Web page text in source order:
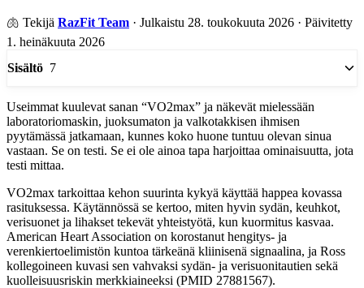
🫁 Tekijä RazFit Team · Julkaistu 28. toukokuuta 2026 · Päivitetty
1. heinäkuuta 2026
Sisältö 7
Useimmat kuulevat sanan “VO2max” ja näkevät mielessään
laboratoriomaskin, juoksumaton ja valkotakkisen ihmisen
pyytämässä jatkamaan, kunnes koko huone tuntuu olevan sinua
vastaan. Se on testi. Se ei ole ainoa tapa harjoittaa ominaisuutta, jota
testi mittaa.
VO2max tarkoittaa kehon suurinta kykyä käyttää happea kovassa
rasituksessa. Käytännössä se kertoo, miten hyvin sydän, keuhkot,
verisuonet ja lihakset tekevät yhteistyötä, kun kuormitus kasvaa.
American Heart Association on korostanut hengitys- ja
verenkiertoelimistön kuntoa tärkeänä kliinisenä signaalina, ja Ross
kollegoineen kuvasi sen vahvaksi sydän- ja verisuonitautien sekä
kuolleisuusriskin merkkiaineeksi (PMID 27881567).